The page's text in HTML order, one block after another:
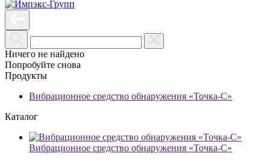
Ничего не найдено
Попробуйте снова
Продукты
Вибрационное средство обнаружения «Точка-С»
Каталог
Вибрационное средство обнаружения «Точка-С»